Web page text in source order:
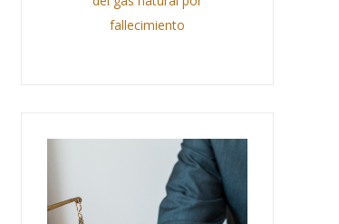
fallecimiento